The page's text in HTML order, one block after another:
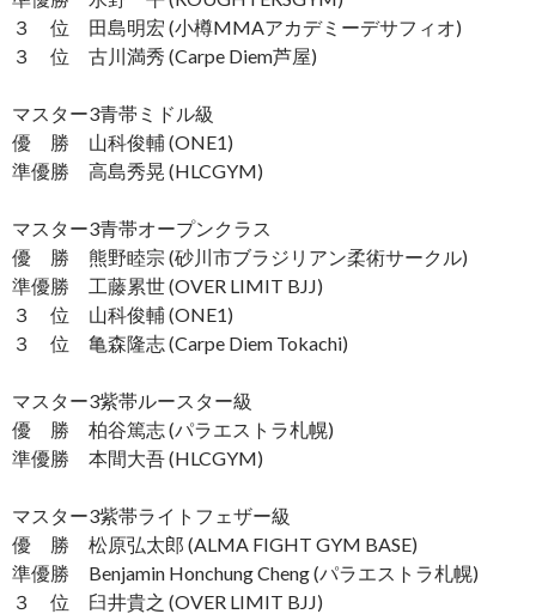
３ 位 田島明宏 (小樽MMAアカデミーデサフィオ)
３ 位 古川満秀 (Carpe Diem芦屋)
マスター3青帯ミドル級
優 勝 山科俊輔 (ONE1)
準優勝 高島秀晃 (HLCGYM)
マスター3青帯オープンクラス
優 勝 熊野睦宗 (砂川市ブラジリアン柔術サークル)
準優勝 工藤累世 (OVER LIMIT BJJ)
３ 位 山科俊輔 (ONE1)
３ 位 亀森隆志 (Carpe Diem Tokachi)
マスター3紫帯ルースター級
優 勝 柏谷篤志 (パラエストラ札幌)
準優勝 本間大吾 (HLCGYM)
マスター3紫帯ライトフェザー級
優 勝 松原弘太郎 (ALMA FIGHT GYM BASE)
準優勝 Benjamin Honchung Cheng (パラエストラ札幌)
３ 位 臼井貴之 (OVER LIMIT BJJ)